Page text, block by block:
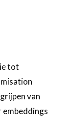
tot
van
embeddings